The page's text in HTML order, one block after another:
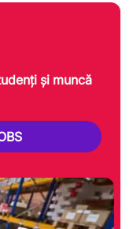
și muncă